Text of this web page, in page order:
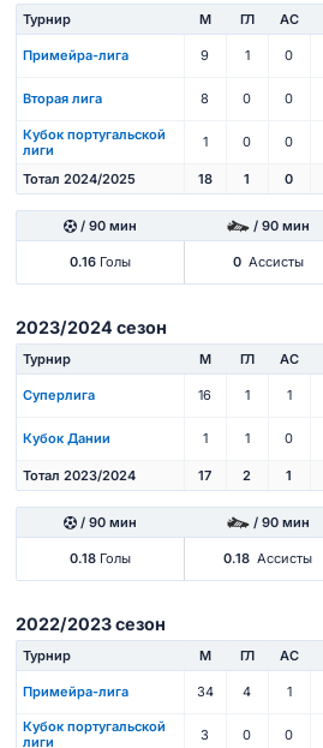
Турнир М ГЛ АС
Примейра-лига 9 1 0
Вторая лига 8 0 0
Кубок португальской
лиги
1 0 0
Тотал 2024/2025 18 1 0
/ 90 мин / 90 мин
0.16Голы 0 Ассисты
2023/2024 сезон
Турнир М ГЛ АС
Суперлига 16 1 1
Кубок Дании 1 1 0
Тотал 2023/2024 17 2 1
/ 90 мин / 90 мин
0.18Голы 0.18 Ассисты
2022/2023 сезон
Турнир М ГЛ АС
Примейра-лига 34 4 1
Кубок португальской
лиги
3 0 0